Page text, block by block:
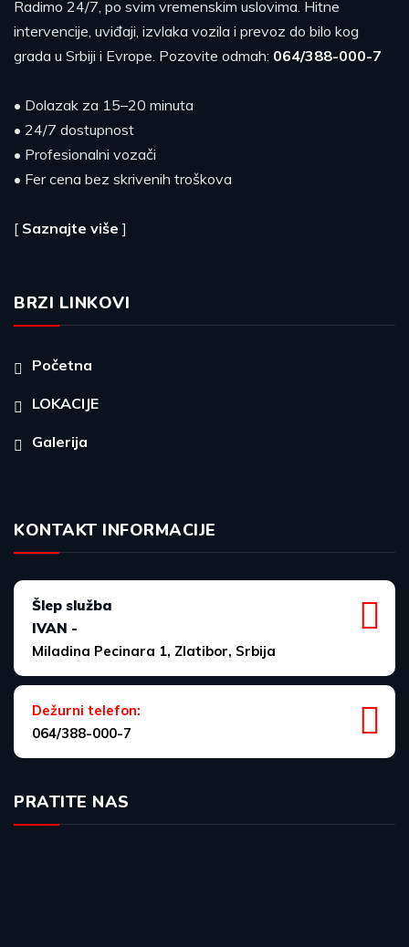
Radimo 24/7, po svim vremenskim uslovima. Hitne
intervencije, uviđaji, izvlaka vozila i prevoz do bilo kog
grada u Srbiji i Evrope. Pozovite odmah: 064/388-000-7
• Dolazak za 15–20 minuta
• 24/7 dostupnost
• Profesionalni vozači
• Fer cena bez skrivenih troškova
[ Saznajte više ]
BRZI LINKOVI
Početna
LOKACIJE
Galerija
KONTAKT INFORMACIJE
Šlep služba
IVAN -
Miladina Pecinara 1, Zlatibor, Srbija
Dežurni telefon:
064/388-000-7
PRATITE NAS